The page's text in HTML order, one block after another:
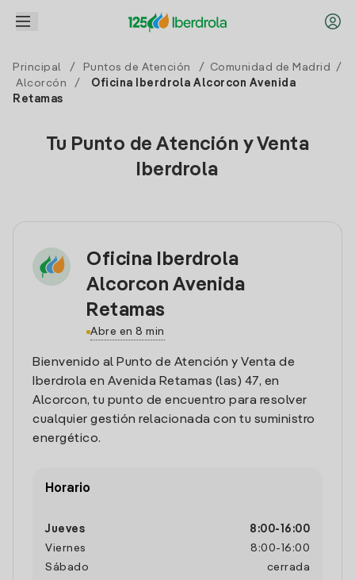
Principal / Puntos de Atención / Comunidad de Madrid
/
Alcorcón
/
Oficina Iberdrola Alcorcon Avenida
Retamas
Tu Punto de Atención y Venta
Iberdrola
Oficina Iberdrola
Alcorcon Avenida
Retamas
Abre en 8 min
Bienvenido al Punto de Atención y Venta de
Iberdrola en Avenida Retamas (las) 47, en
Alcorcon, tu punto de encuentro para resolver
cualquier gestión relacionada con tu suministro
energético.
Horario
Jueves 8:00- 16:00
Viernes
8:00- 16:00
Sábado
cerrada